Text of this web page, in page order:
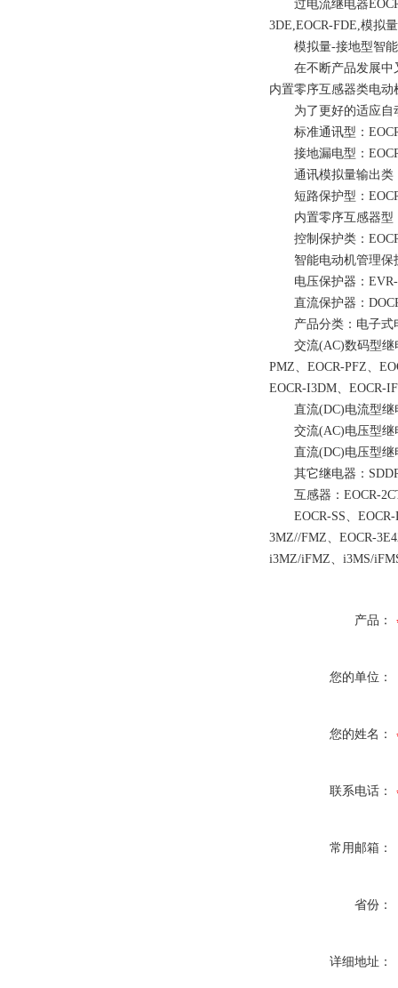
过电流继电器EOCR-
3DE,EOCR-FDE,模拟
模拟量-接地型智能
在不断产品发展中又
内置零序互感器类电动
为了更好的适应自
标准通讯型：
接地漏电型：
通讯模拟量输出类：
短路保护型：
内置零序互感器型
控制保护类：
智能电动机管理保
电压保护器：EVR-
直流保护器：
产品分类：电子式电
交流(AC)数码型继电
PMZ、EOCR-PFZ、
EOCR-I3DM、EOCR-
直流(DC)电流型继电
交流(AC)电压型继电
直流(DC)电压型继
其它继电器：
互感器：EOCR-2CT
EOCR-SS、EOCR-
3MZ//FMZ、EOCR-
i3MZ/iFMZ、i3MS/
产品：
您的单位：
您的姓名：
联系电话：
常用邮箱：
省份：
详细地址：